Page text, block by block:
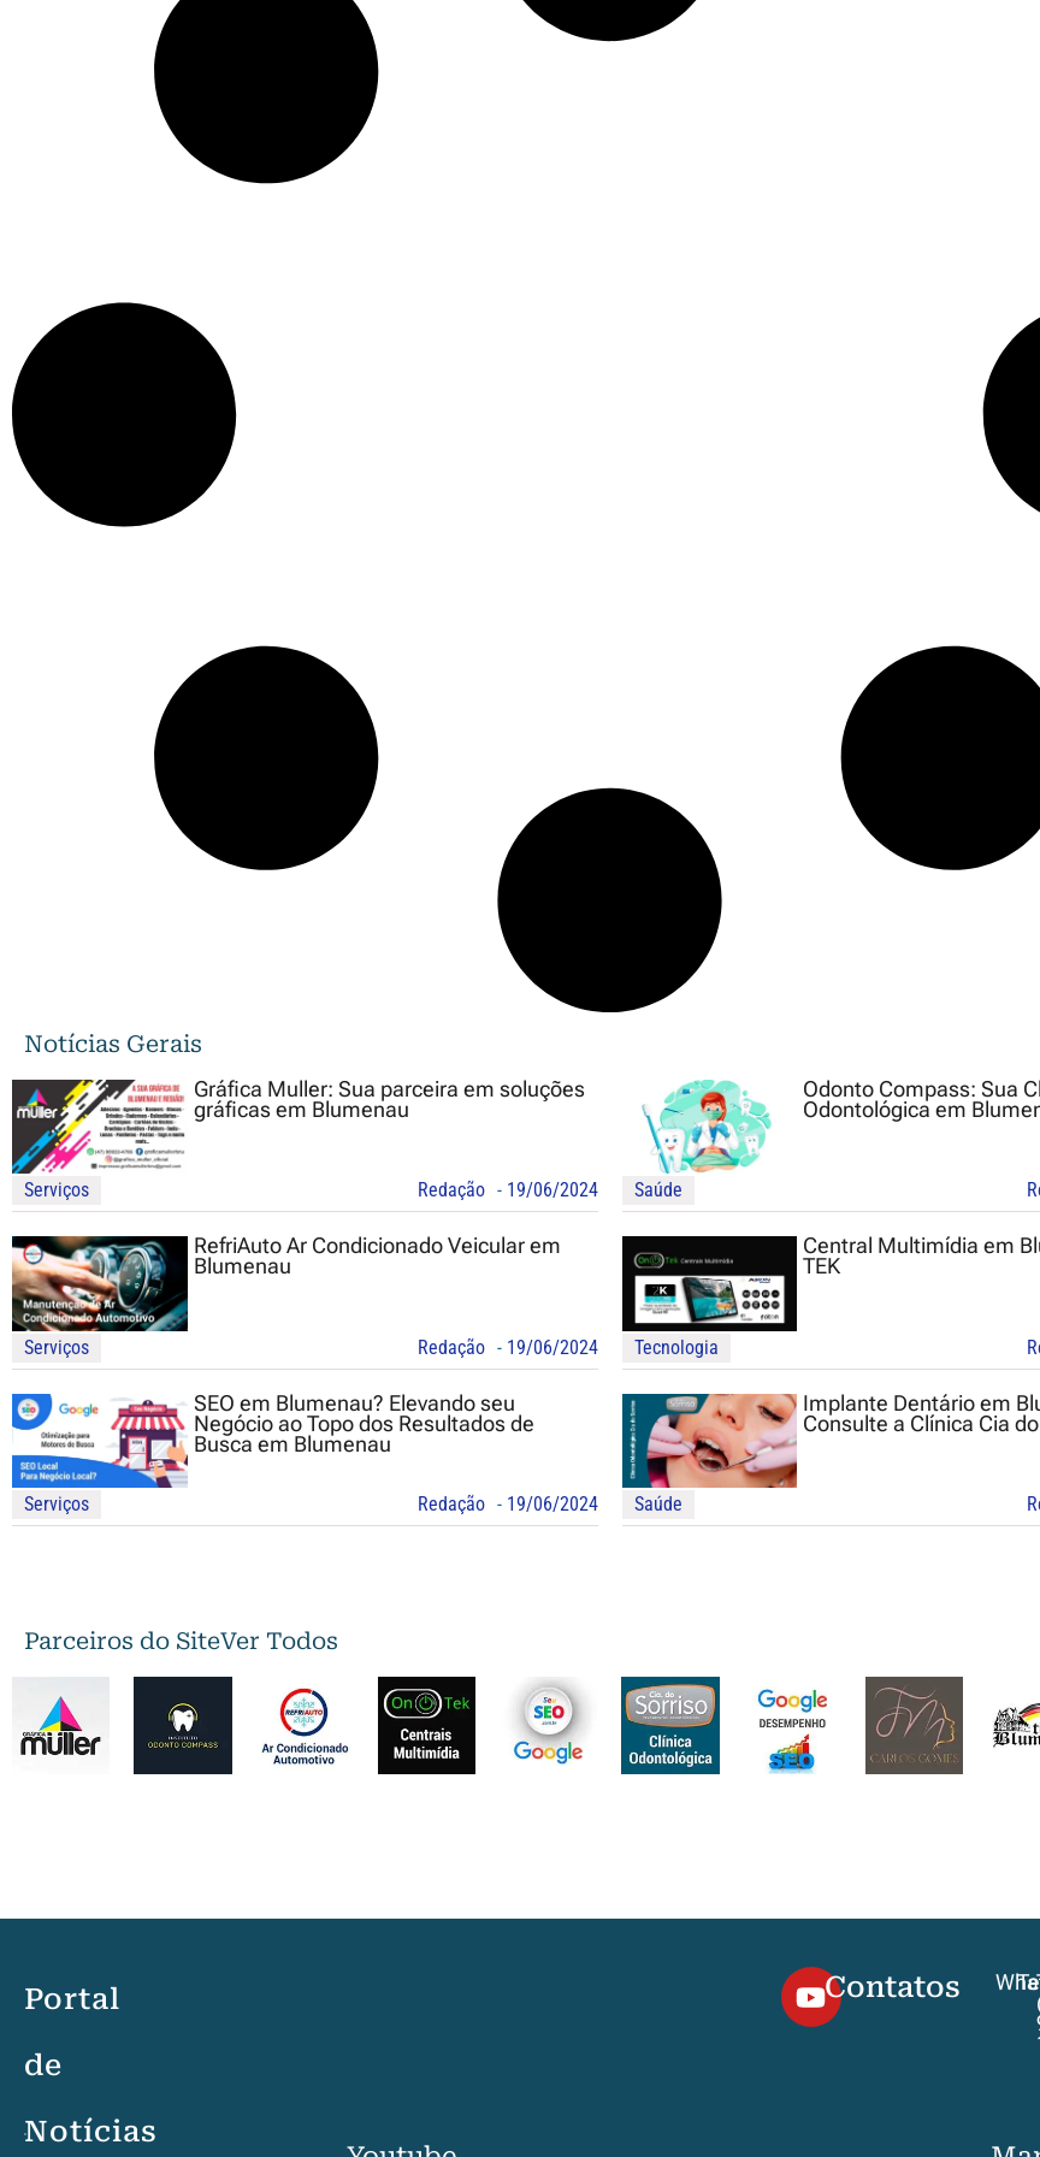
Notícias Gerais
Gráfica Muller: Sua parceira em soluções
gráficas em Blumenau
Serviços Redação - 19/06/2024
Odonto Compass: Sua
Odontológica em
Saúde
RefriAuto Ar Condicionado Veicular em
Blumenau
Serviços Redação - 19/06/2024
Central Multimídia em
TEK
Tecnologia
SEO em Blumenau? Elevando seu
Negócio ao Topo dos Resultados de
Busca em Blumenau
Serviços Redação - 19/06/2024
Implante Dentário em
Consulte a Clínica Cia
Saúde
Parceiros do SiteVer Todos
Portal
de
Notícias
Contatos